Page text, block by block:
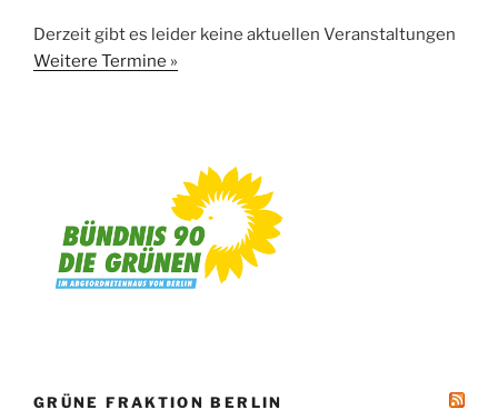
Derzeit gibt es leider keine aktuellen Veranstaltungen
Weitere Termine »
GRÜNE FRAKTION BERLIN